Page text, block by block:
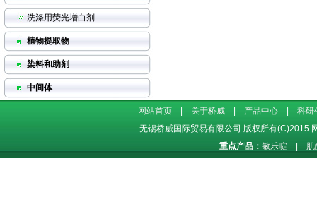
洗涤用荧光增白剂
植物提取物
染料和助剂
中间体
网站首页 关于桥威 产品中心
科研
无锡桥威国际贸易有限公司 版权所有(C)2015
重点产品： 敏乐啶 肌